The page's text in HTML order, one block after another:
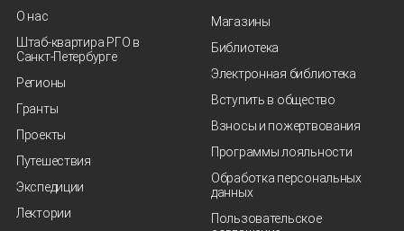
О нас
Штаб-квартира РГО в
Санкт‑Петербурге
Регионы
Гранты
Проекты
Путешествия
Экспедиции
Лектории
Магазины
Библиотека
Электронная библиотека
Вступить в общество
Взносы и пожертвования
Программы лояльности
Обработка персональных
данных
Пользовательское